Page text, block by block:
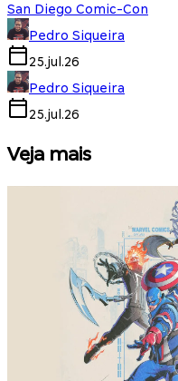
San Diego Comic-Con
Pedro Siqueira
25.jul.26
Pedro Siqueira
25.jul.26
Veja mais